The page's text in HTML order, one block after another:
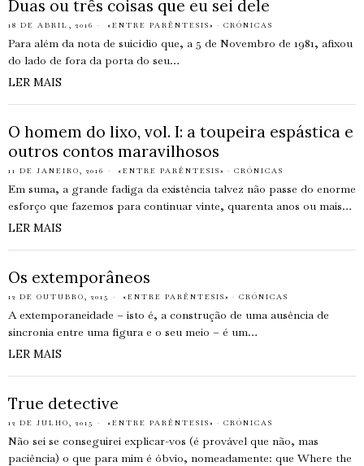
Duas ou três coisas que eu sei dele
18 DE ABRIL, 2016 «ENTRE PARÊNTESIS» · CRÓNICAS
Para além da nota de suicídio que, a 5 de Novembro de 1981, afixou
do lado de fora da porta do seu…
LER MAIS
O homem do lixo, vol. I: a toupeira espástica e
outros contos maravilhosos
11 DE JANEIRO, 2016 «ENTRE PARÊNTESIS» · CRÓNICAS
Em suma, a grande fadiga da existência talvez não passe do enorme
esforço que fazemos para continuar vinte, quarenta anos ou mais…
LER MAIS
Os extemporâneos
12 DE OUTUBRO, 2015 «ENTRE PARÊNTESIS» · CRÓNICAS
A extemporaneidade – isto é, a construção de uma ausência de
sincronia entre uma figura e o seu meio – é um…
LER MAIS
True detective
12 DE JULHO, 2015 «ENTRE PARÊNTESIS» · CRÓNICAS
Não sei se conseguirei explicar-vos (é provável que não, mas
paciência) o que para mim é óbvio, nomeadamente: que Where the